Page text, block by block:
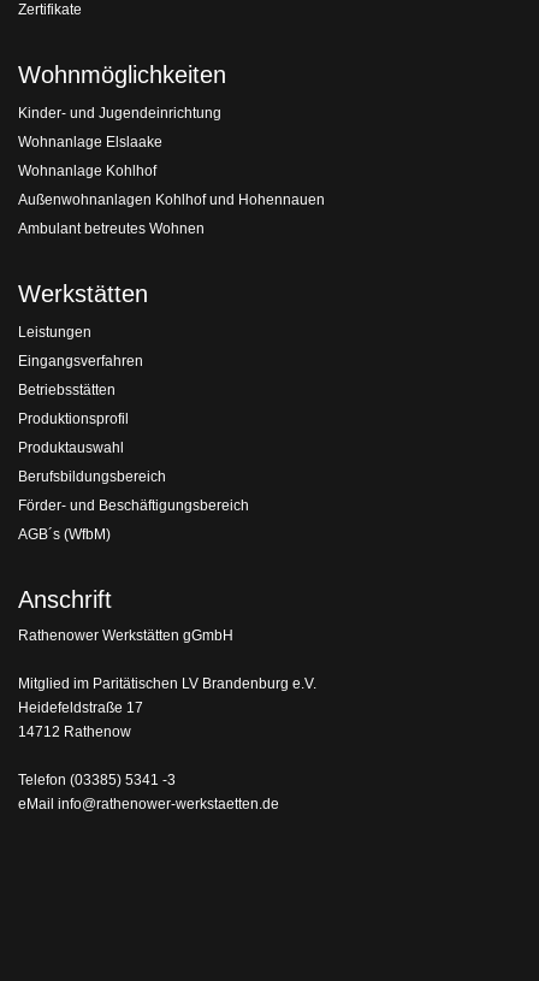
Zertifikate
Wohnmöglichkeiten
Kinder- und Jugendeinrichtung
Wohnanlage Elslaake
Wohnanlage Kohlhof
Außenwohnanlagen Kohlhof und Hohennauen
Ambulant betreutes Wohnen
Werkstätten
Leistungen
Eingangsverfahren
Betriebsstätten
Produktionsprofil
Produktauswahl
Berufsbildungsbereich
Förder- und Beschäftigungsbereich
AGB´s (WfbM)
Anschrift
Rathenower Werkstätten gGmbH
Mitglied im Paritätischen LV Brandenburg e.V.
Heidefeldstraße 17
14712 Rathenow
Telefon (03385) 5341 -3
eMail info@rathenower-werkstaetten.de